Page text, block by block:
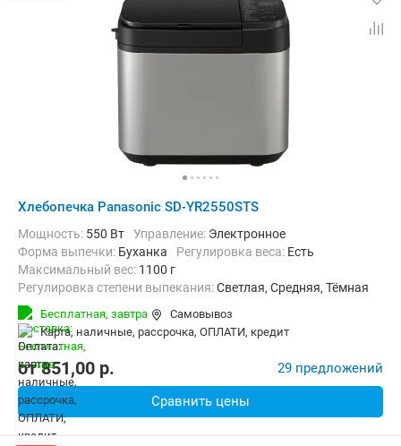
Хлебопечка Panasonic SD-YR2550STS
Мощность: 550 Вт Управление: Электронное
Форма выпечки: Буханка регулировка веса: Есть
максимальный вес: 1100 г
Регулировка степени выпекания:Светлая, Средняя, Тёмная
Количество рецептов:
Дополнительные функции:
Материал корпуса: Нерж. сталь 7.5 кг
Бесплатная, завтра
Самовывоз
карта, наличные, рассрочка, ОПЛАТИ, кредит
от851,00 p. 29 предложений
Сравнить цены